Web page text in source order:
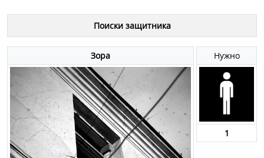
Поиски защитника
Зора Нужно
1